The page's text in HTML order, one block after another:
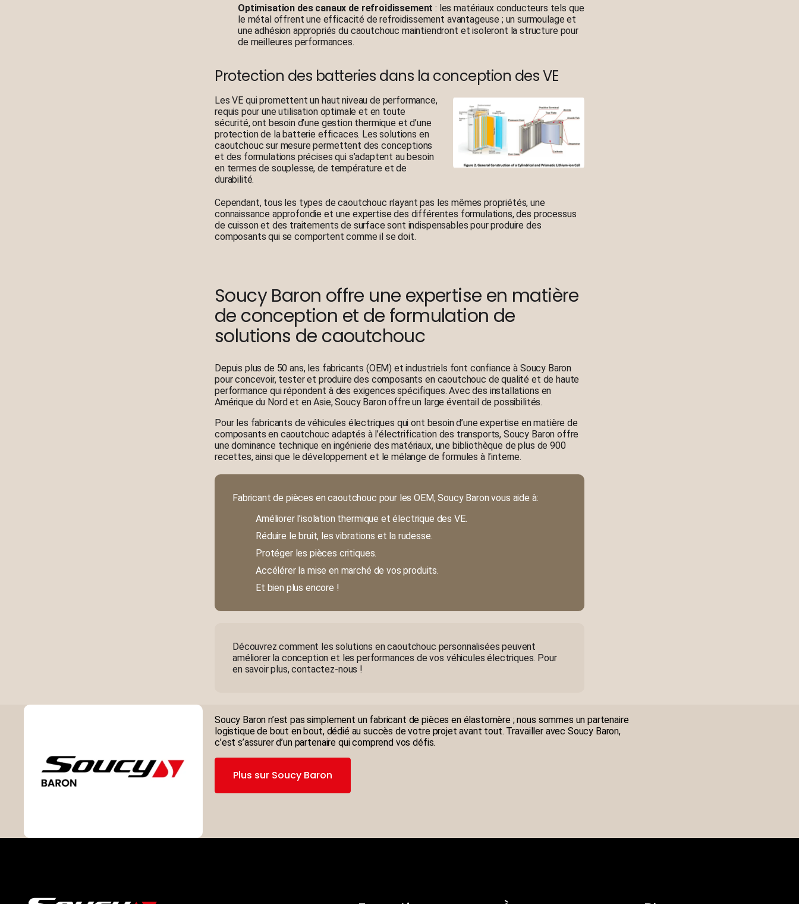
Optimisation des canaux de refroidissement: les matériaux conducteurs tels que
le métal offrent une efficacité de refroidissement avantageuse ; un surmoulage et
une adhésion appropriés du caoutchouc maintiendront et isoleront la structure pour
de meilleures performances.
Protection des batteries dans la conception des VE
Les VE qui promettent un haut niveau de performance,
requis pour une utilisation optimale et en toute
sécurité, ont besoin d’une gestion thermique et d’une
protection de la batterie efficaces. Les solutions en
caoutchouc sur mesure permettent des conceptions
et des formulations précises qui s’adaptent au besoin
en termes de souplesse, de température et de
durabilité.
Cependant, tous les types de caoutchouc n’ayant pas les mêmes propriétés, une
connaissance approfondie et une expertise des différentes formulations, des processus
de cuisson et des traitements de surface sont indispensables pour produire des
composants qui se comportent comme il se doit.
Soucy Baron offre une expertise en matière
de conception et de formulation de
solutions de caoutchouc
Depuis plus de 50 ans, les fabricants (OEM) et industriels font confiance à Soucy Baron
pour concevoir, tester et produire des composants en caoutchouc de qualité et de haute
performance qui répondent à des exigences spécifiques. Avec des installations en
Amérique du Nord et en Asie, Soucy Baron offre un large éventail de possibilités.
Pour les fabricants de véhicules électriques qui ont besoin d’une expertise en matière de
composants en caoutchouc adaptés à l’électrification des transports, Soucy Baron offre
une dominance technique en ingénierie des matériaux, une bibliothèque de plus de 900
recettes, ainsi que le développement et le mélange de formules à l’interne.
Fabricant de pièces en caoutchouc pour les OEM, Soucy Baron vous aide à:
Améliorer l’isolation thermique et électrique des VE.
Réduire le bruit, les vibrations et la rudesse.
Protéger les pièces critiques.
Accélérer la mise en marché de vos produits.
Et bien plus encore !
Découvrez comment les solutions en caoutchouc personnalisées peuvent
améliorer la conception et les performances de vos véhicules électriques. Pour
en savoir plus, contactez-nous !
Soucy Baron n’est pas simplement un fabricant de pièces en élastomère ; nous sommes un partenaire
logistique de bout en bout, dédié au succès de votre projet avant tout. Travailler avec Soucy Baron,
c’est s’assurer d’un partenaire qui comprend vos défis.
Plus sur Soucy Baron